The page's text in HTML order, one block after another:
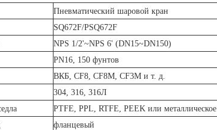
Пневматический шаровой кран
SQ672F/PSQ672F
NPS 1/2'~NPS 6' (DN15~DN150)
PN16, 150 фунтов
ВКБ, CF8, CF8M, CF3M и т. д.
304, 316, 316Л
PTFE, PPL, RTFE, PEEK или
фланцевый